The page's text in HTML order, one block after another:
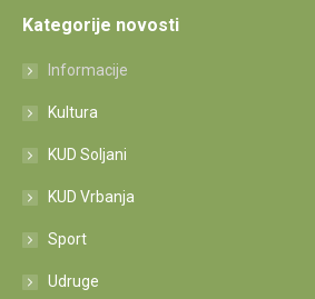
Kategorije novosti
Informacije
Kultura
KUD Soljani
KUD Vrbanja
Sport
Udruge